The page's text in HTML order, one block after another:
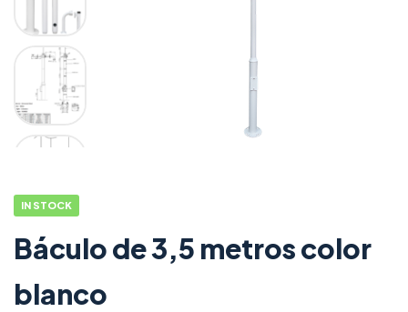
IN STOCK
Báculo de 3,5 metros color
blanco